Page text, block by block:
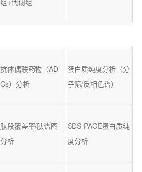
抗体偶联药物（AD
Cs）分析
蛋白质纯度分析（分
子筛/反相色谱）
肽段覆盖率/肽谱图
分析
SDS-PAGE蛋白质纯
度分析